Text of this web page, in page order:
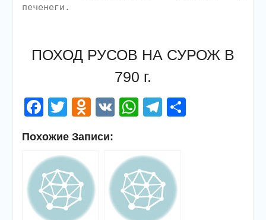
печенеги.
ПОХОД РУСОВ НА СУРОЖ В
790 г.
Facebook
Twitter
Odnoklassniki
VK WhatsApp
Telegram
Похожие Записи: